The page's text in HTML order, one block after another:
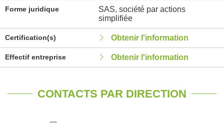
Forme juridique
SAS, société par actions
simplifiée
Certification(s) Obtenir l'information
Effectif entreprise Obtenir l'information
CONTACTS PAR DIRECTION